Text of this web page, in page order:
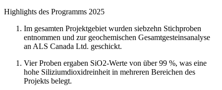
Highlights des Programms 2025
Im gesamten Projektgebiet wurden siebzehn Stichproben
entnommen und zur geochemischen Gesamtgesteinsanalyse
an ALS Canada Ltd. geschickt.
Vier Proben ergaben SiO2-Werte von über 99 %, was eine
hohe Siliziumdioxidreinheit in mehreren Bereichen des
Projekts belegt.